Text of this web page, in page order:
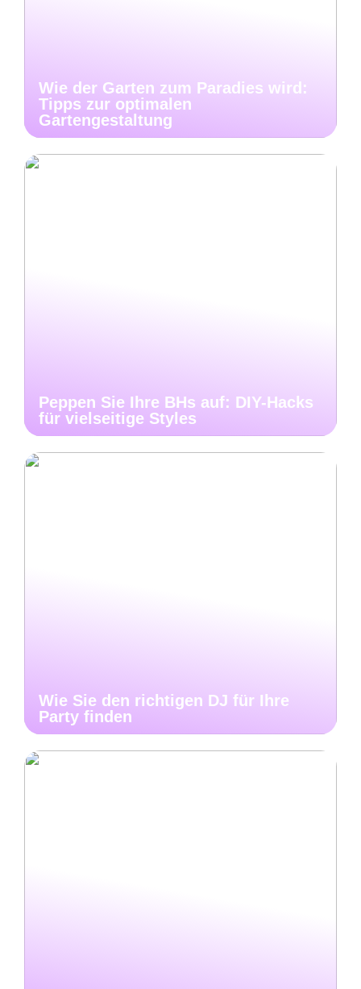
Wie der Garten zum Paradies wird:
Tipps zur optimalen
Gartengestaltung
Peppen Sie Ihre BHs auf: DIY-Hacks
für vielseitige Styles
Wie Sie den richtigen DJ für Ihre
Party finden